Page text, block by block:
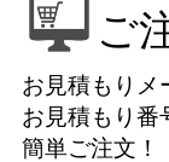
ご
お見積もりメ
お見積もり番
簡単ご注文！